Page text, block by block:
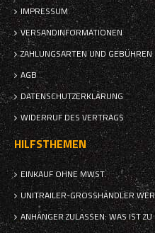
IMPRESSUM
VERSANDINFORMATIONEN
ZAHLUNGSARTEN UND GEBÜHREN
AGB
DATENSCHUTZERKLÄRUNG
WIDERRUF DES VERTRAGS
HILFSTHEMEN
EINKAUF OHNE MWST.
UNITRAILER-GROSSHÄNDLER
ANHÄNGER ZULASSEN: WAS IST